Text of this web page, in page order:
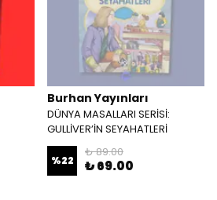
Burhan Yayınları
DÜNYA MASALLARI SERİSİ:
GULLİVER’İN SEYAHATLERİ
%22
₺ 89.00
₺ 69.00